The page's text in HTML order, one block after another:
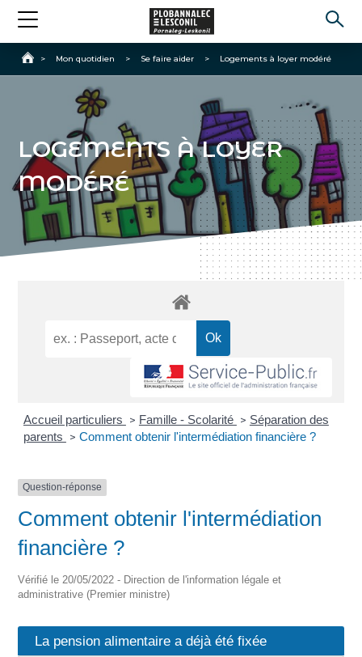
Accueil
> Mon quotidien > Se faire aider > Logements à loyer modéré
LOGEMENTS À LOYER
MODÉRÉ
Accueil particuliers > Famille - Scolarité > Séparation des
parents
> Comment obtenir l'intermédiation financière ?
Question-réponse
Comment obtenir l'intermédiation
financière ?
Vérifié le 20/05/2022 - Direction de l'information légale et
administrative (Premier ministre)
La pension alimentaire a déjà été fixée